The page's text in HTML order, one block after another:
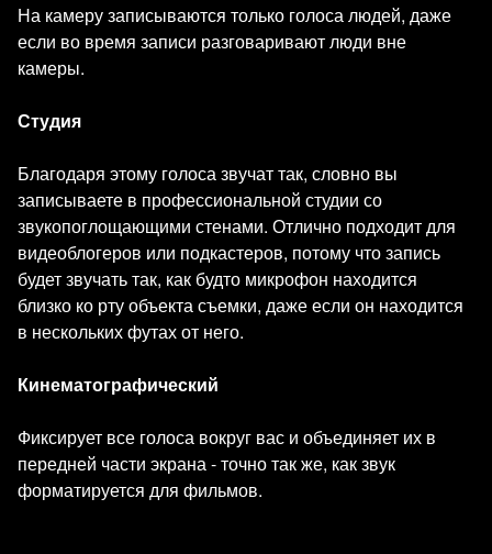
На камеру записываются только голоса людей, даже
если во время записи разговаривают люди вне
камеры.
Студия
Благодаря этому голоса звучат так, словно вы
записываете в профессиональной студии со
звукопоглощающими стенами. Отлично подходит для
видеоблогеров или подкастеров, потому что запись
будет звучать так, как будто микрофон находится
близко ко рту объекта съемки, даже если он находится
в нескольких футах от него.
Кинематографический
Фиксирует все голоса вокруг вас и объединяет их в
передней части экрана - точно так же, как звук
форматируется для фильмов.